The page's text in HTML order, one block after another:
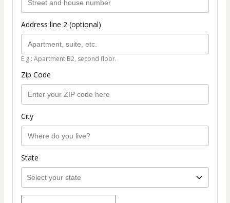
Address line 2 (optional)
E.g.: Apartment B2, second floor.
Zip Code
City
State